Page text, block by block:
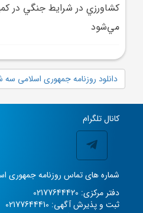
کشاورزي در شرايط جنگي در
مي‌شود
دانلود روزنامه جمهوری اسلامی سه شنبه 1404/06/18
کانال تلگرام
شماره های تماس روزنامه جمهوری
دفتر مرکزی: 02177644420
ثبت و پذیرش آگهی: 02177644410